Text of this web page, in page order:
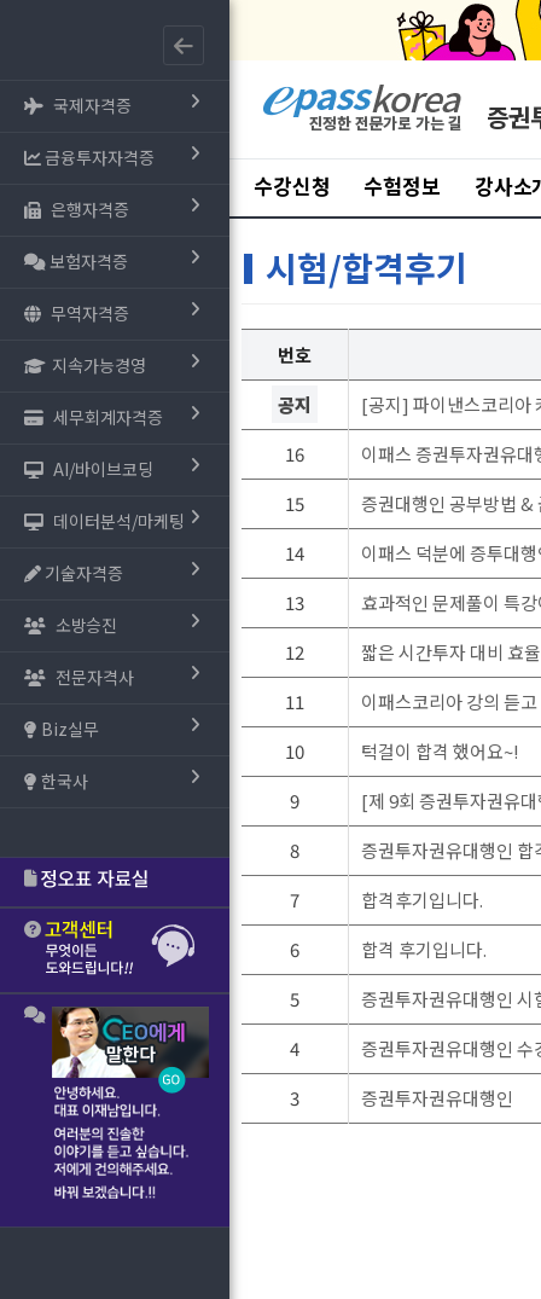
국제자격증
금융투자자격증
은행자격증
보험자격증
무역자격증
지속가능경영
세무회계자격증
AI/바이브코딩
데이터분석/마케팅
기술자격증
소방승진
전문자격사
Biz실무
한국사
증권
수강신청 수험정보 강사소
시험/합격후기
번호
공지
[공지] 파이낸스코리아
16
이패스 증권투자권유
15
증권대행인 공부방법 &
14
이패스 덕분에 증투대
13
효과적인 문제풀이 특
12
짧은 시간투자 대비 효
11
이패스코리아 강의 듣
10
턱걸이 합격 했어요~!
9
[제 9회 증권투자권유
8
증권투자권유대행인 합
7
합격후기입니다.
6
합격 후기입니다.
5
증권투자권유대행인 시
4
증권투자권유대행인 수
3
증권투자권유대행인